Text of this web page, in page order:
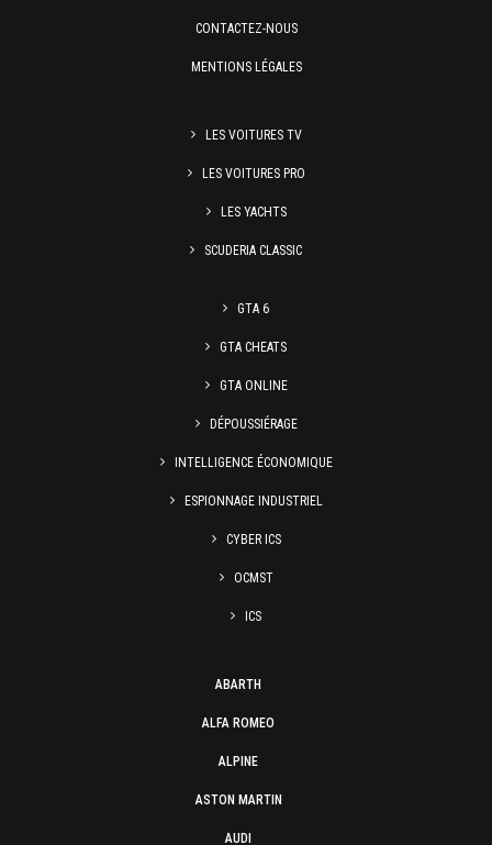
CONTACTEZ-NOUS
MENTIONS LÉGALES
LES VOITURES TV
LES VOITURES PRO
LES YACHTS
SCUDERIA CLASSIC
GTA 6
GTA CHEATS
GTA ONLINE
DÉPOUSSIÉRAGE
INTELLIGENCE ÉCONOMIQUE
ESPIONNAGE INDUSTRIEL
CYBER ICS
OCMST
ICS
ABARTH
ALFA ROMEO
ALPINE
ASTON MARTIN
AUDI